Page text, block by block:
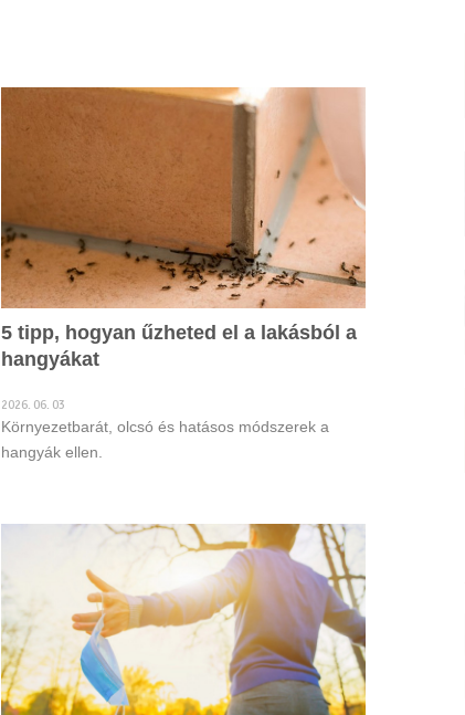
5 tipp, hogyan űzheted el a lakásból a
hangyákat
2026. 06. 03
Környezetbarát, olcsó és hatásos módszerek a
hangyák ellen.